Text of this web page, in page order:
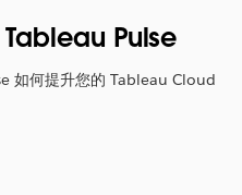
Annabelle Rincon
Pulse
如何提升您的 Tableau Cloud